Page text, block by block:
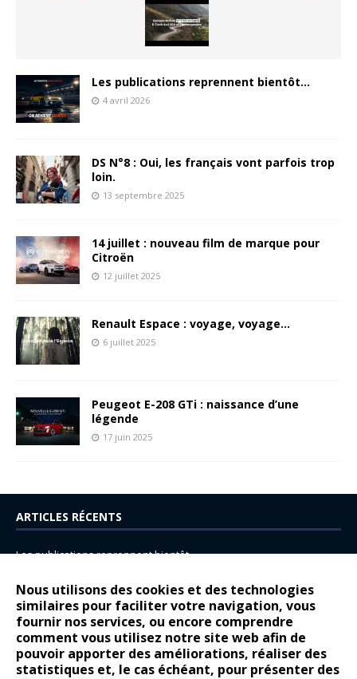
Nous utilisons des cookies et des technologies
similaires pour faciliter votre navigation, vous
fournir nos services, ou encore comprendre
comment vous utilisez notre site web afin de
pouvoir apporter des améliorations, réaliser des
statistiques et, le cas échéant, pour présenter des
Les publications reprennent bientôt…
4 avril 2026
DS N°8 : Oui, les français vont parfois trop
loin.
13 septembre 2025
14 juillet : nouveau film de marque pour
Citroën
12 juillet 2025
Renault Espace : voyage, voyage…
6 juillet 2025
Peugeot E-208 GTi : naissance d’une
légende
17 juin 2025
ARTICLES RÉCENTS
Les publications reprennent bientôt…
14 juillet : nouveau film de marque pour Citroën
Renault Espace : voyage, voyage…
Peugeot E-208 GTi : naissance d’une légende